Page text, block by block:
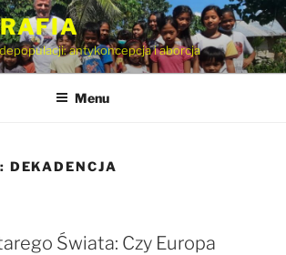
antykoncepcja i aborcja
Menu
DEKADENCJA
Świata: Czy Europa